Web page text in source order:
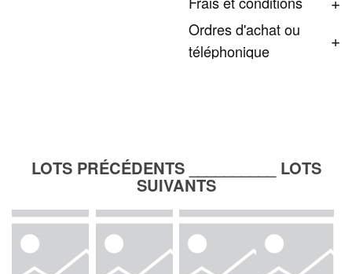
Ordres d'achat ou
téléphonique
LOTS PRÉCÉDENTS __________ LOTS
SUIVANTS